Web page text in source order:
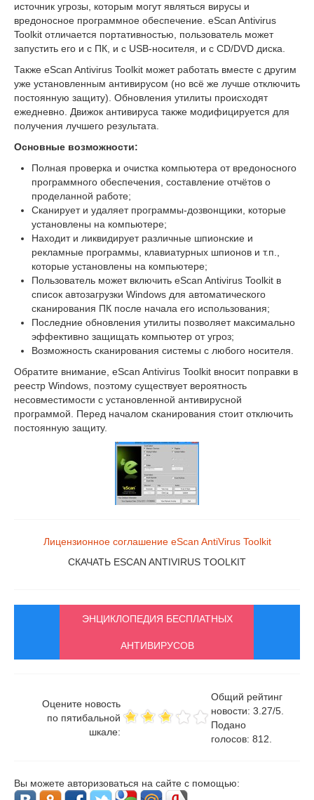
источник угрозы, которым могут являться вирусы и
вредоносное программное обеспечение. eScan Antivirus
Toolkit отличается портативностью, пользователь может
запустить его и с ПК, и с USB-носителя, и с CD/DVD диска.
Также eScan Antivirus Toolkit может работать вместе с другим
уже установленным антивирусом (но всё же лучше отключить
постоянную защиту). Обновления утилиты происходят
ежедневно. Движок антивируса также модифицируется для
получения лучшего результата.
Основные возможности:
Полная проверка и очистка компьютера от вредоносного
программного обеспечения, составление отчётов о
проделанной работе;
Сканирует и удаляет программы-дозвонщики, которые
установлены на компьютере;
Находит и ликвидирует различные шпионские и
рекламные программы, клавиатурных шпионов и т.п.,
которые установлены на компьютере;
Пользователь может включить eScan Antivirus Toolkit в
список автозагрузки Windows для автоматического
сканирования ПК после начала его использования;
Последние обновления утилиты позволяет максимально
эффективно защищать компьютер от угроз;
Возможность сканирования системы с любого носителя.
Обратите внимание, eScan Antivirus Toolkit вносит поправки в
реестр Windows, поэтому существует вероятность
несовместимости с установленной антивирусной
программой. Перед началом сканирования стоит отключить
постоянную защиту.
Лицензионное соглашение eScan AntiVirus Toolkit
СКАЧАТЬ ESCAN ANTIVIRUS TOOLKIT
ЭНЦИКЛОПЕДИЯ БЕСПЛАТНЫХ
АНТИВИРУСОВ
Оцените новость
по пятибальной
шкале:
Общий рейтинг
новости: 3.27/5.
Подано
голосов: 812
Вы можете авторизоваться на сайте с помощью: